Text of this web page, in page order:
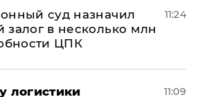
суд назначил
в несколько млн
ЦПК
11:24
логистики
11:09